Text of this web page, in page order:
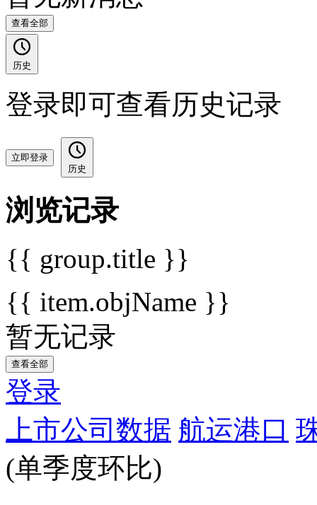
查看全部
历史
登录即可查看历史记录
立即登录
历史
浏览记录
{{ group.title }}
{{ item.objName }}
暂无记录
查看全部
登录
上市公司数据 航运港口
(单季度环比)